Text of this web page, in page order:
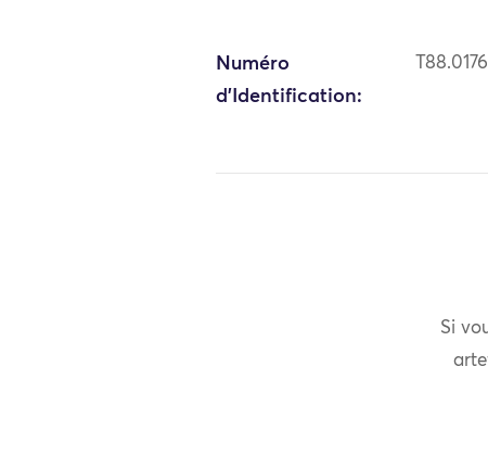
Numéro
d'Identification:
Si